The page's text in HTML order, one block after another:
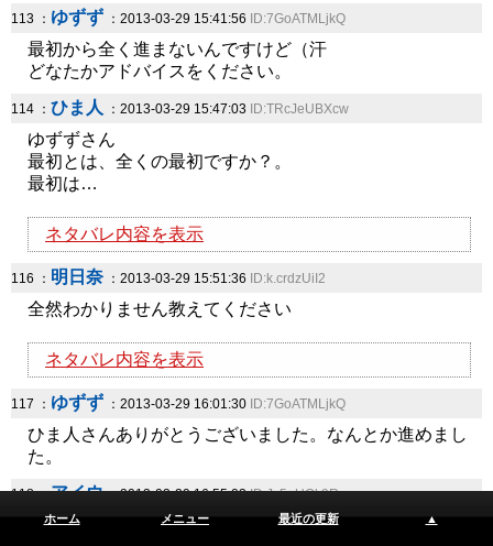
113 ： ゆずず ：2013-03-29 15:41:56 ID:7GoATMLjkQ
最初から全く進まないんですけど（汗
どなたかアドバイスをください。
114 ： ひま人 ：2013-03-29 15:47:03 ID:TRcJeUBXcw
ゆずずさん
最初とは、全くの最初ですか？。
最初は…
ネタバレ内容を表示
116 ： 明日奈 ：2013-03-29 15:51:36 ID:k.crdzUiI2
全然わかりません教えてください
ネタバレ内容を表示
117 ： ゆずず ：2013-03-29 16:01:30 ID:7GoATMLjkQ
ひま人さんありがとうございました。なんとか進めまし
た。
118 ：アイウ：2013-03-29 16:55:03ID:Jc5gUQk9Rs
太と月のパスが分かりません、助けて下さい！
ホーム メニュー 最近の更新 ▲